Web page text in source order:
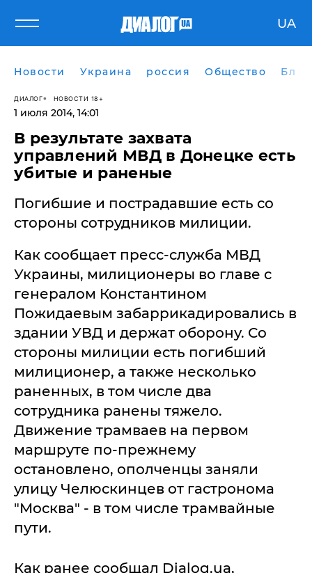
UA
Новости Украина россия Общество
ДИАЛОГ НОВОСТИ 18+
1 июля 2014, 14:01
В результате захвата
управлений МВД в Донецке есть
убитые и раненые
Погибшие и пострадавшие есть со
стороны сотрудников милиции.
Как сообщает пресс-служба МВД
Украины, милиционеры во главе с
генералом Константином
Пожидаевым забаррикадировались в
здании УВД и держат оборону. Со
стороны милиции есть погибший
милиционер, а также несколько
раненных, в том числе два
сотрудника ранены тяжело.
Движение трамваев на первом
маршруте по-прежнему
остановлено, ополченцы заняли
улицу Челюскинцев от гастронома
"Москва" - в том числе трамвайные
пути.
Как ранее сообщал Dialog.ua,